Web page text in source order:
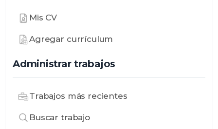
Mis CV
Agregar currículum
Administrar trabajos
Trabajos más recientes
Buscar trabajo